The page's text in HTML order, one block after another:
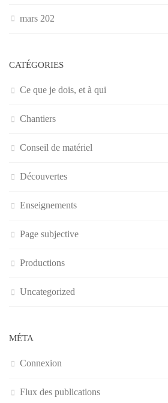
mars 202
CATÉGORIES
Ce que je dois, et à qui
Chantiers
Conseil de matériel
Découvertes
Enseignements
Page subjective
Productions
Uncategorized
MÉTA
Connexion
Flux des publications